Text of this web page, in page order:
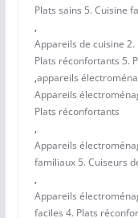
Plats sains 5. Cuisine
,
Appareils de cuisine
Plats réconfortants 5.
,appareils
Appareils
Plats réconfortants
,
Appareils
familiaux 5. Cuiseurs
,
Appareils
faciles 4. Plats